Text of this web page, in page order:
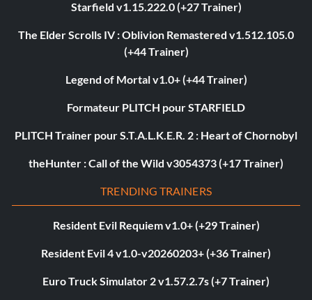
Starfield v1.15.222.0 (+27 Trainer)
The Elder Scrolls IV : Oblivion Remastered v1.512.105.0
(+44 Trainer)
Legend of Mortal v1.0+ (+44 Trainer)
Formateur PLITCH pour STARFIELD
PLITCH Trainer pour S.T.A.L.K.E.R. 2 : Heart of Chornobyl
theHunter : Call of the Wild v3054373 (+17 Trainer)
TRENDING TRAINERS
Resident Evil Requiem v1.0+ (+29 Trainer)
Resident Evil 4 v1.0-v20260203+ (+36 Trainer)
Euro Truck Simulator 2 v1.57.2.7s (+7 Trainer)